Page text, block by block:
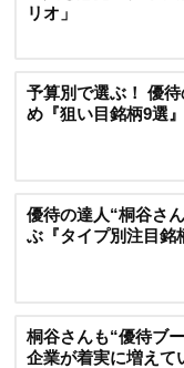
リオ」
予算別で選ぶ！ 優
め『狙い目銘柄9選』
優待の達人“桐谷さ
ぶ『タイプ別注目銘
桐谷さんも“優待ブ
企業が着実に増えて